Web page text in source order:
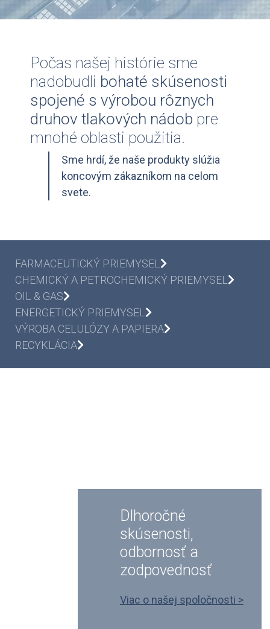
Počas našej histórie sme
nadobudli bohaté skúsenosti
spojené s výrobou rôznych
druhov tlakových nádob pre
mnohé oblasti použitia.
Sme hrdí, že naše produkty slúžia
koncovým zákazníkom na celom
svete.
FARMACEUTICKÝ PRIEMYSEL
CHEMICKÝ A PETROCHEMICKÝ PRIEMYSEL
OIL & GAS
ENERGETICKÝ PRIEMYSEL
VÝROBA CELULÓZY A PAPIERA
RECYKLÁCIA
Dlhoročné
skúsenosti,
odbornosť a
zodpovednosť
Viac o našej spoločnosti >